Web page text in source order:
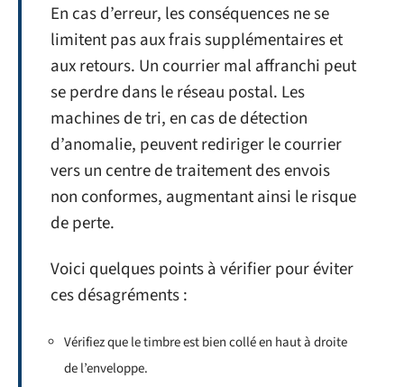
En cas d’erreur, les conséquences ne se
limitent pas aux frais supplémentaires et
aux retours. Un courrier mal affranchi peut
se perdre dans le réseau postal. Les
machines de tri, en cas de détection
d’anomalie, peuvent rediriger le courrier
vers un centre de traitement des envois
non conformes, augmentant ainsi le risque
de perte.
Voici quelques points à vérifier pour éviter
ces désagréments :
Vérifiez que le timbre est bien collé en haut à droite
de l’enveloppe.